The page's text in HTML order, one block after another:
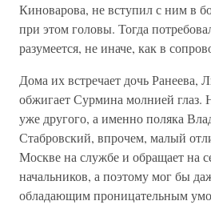
Киноварова, не вступил с ним в
при этом головы. Тогда
разумеется, не иначе, как в
Дома их встречает дочь Ранеева,
обжигает Сурмина молнией
уже другого, а именно поляка
Стабровский, впрочем, малый
Москве на службе и обращает на
начальников, а поэтому мог бы
обладающим проницательным